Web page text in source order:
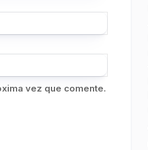
vez que comente.